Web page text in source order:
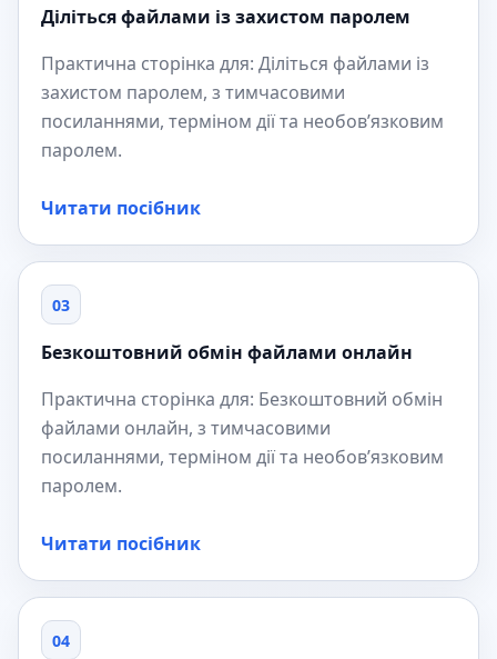
Діліться файлами із захистом паролем
Практична сторінка для: Діліться файлами із
захистом паролем, з тимчасовими
посиланнями, терміном дії та необов’язковим
паролем.
Читати посібник
03
Безкоштовний обмін файлами онлайн
Практична сторінка для: Безкоштовний обмін
файлами онлайн, з тимчасовими
посиланнями, терміном дії та необов’язковим
паролем.
Читати посібник
04